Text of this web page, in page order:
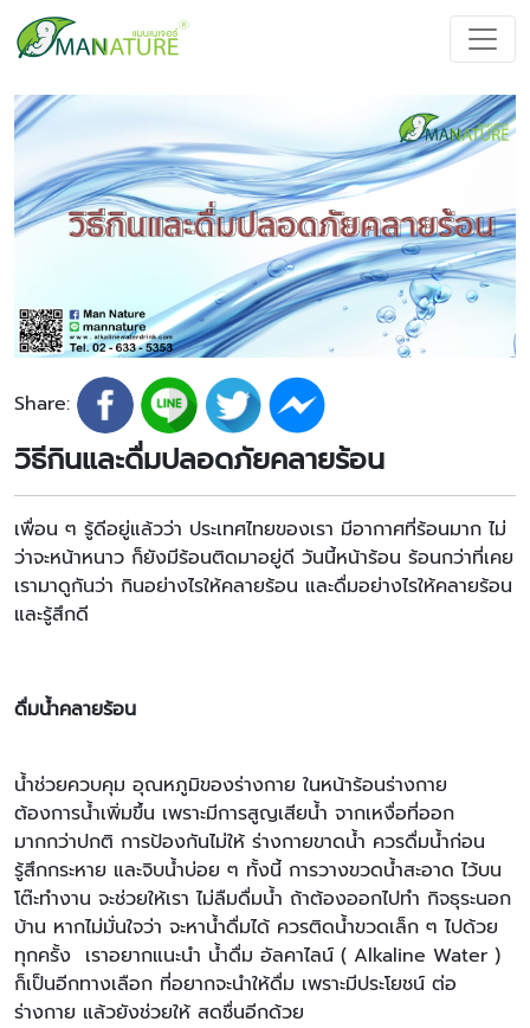
Share:
วิธีกินและดื่มปลอดภัยคลายร้อน
เพื่อน ๆ รู้ดีอยู่แล้วว่า ประเทศไทยของเรา มีอากาศที่ร้อนมาก ไม่
ว่าจะหน้าหนาว ก็ยังมีร้อนติดมาอยู่ดี วันนี้หน้าร้อน ร้อนกว่าที่เคย
เรามาดูกันว่า กินอย่างไรให้คลายร้อน และดื่มอย่างไรให้คลายร้อน
และรู้สึกดี
ดื่มน้ำคลายร้อน
น้ำช่วยควบคุม อุณหภูมิของร่างกาย ในหน้าร้อนร่างกาย
ต้องการน้ำเพิ่มขึ้น เพราะมีการสูญเสียน้ำ จากเหงื่อที่ออก
มากกว่าปกติ การป้องกันไม่ให้ ร่างกายขาดน้ำ ควรดื่มน้ำก่อน
รู้สึกกระหาย และจิบน้ำบ่อย ๆ ทั้งนี้ การวางขวดน้ำสะอาด ไว้บน
โต๊ะทำงาน จะช่วยให้เรา ไม่ลืมดื่มน้ำ ถ้าต้องออกไปทำ กิจธุระนอก
บ้าน หากไม่มั่นใจว่า จะหาน้ำดื่มได้ ควรติดน้ำขวดเล็ก ๆ ไปด้วย
ทุกครั้ง เราอยากแนะนำ น้ำดื่ม อัลคาไลน์ ( Alkaline Water )
ก็เป็นอีกทางเลือก ที่อยากจะนำให้ดื่ม เพราะมีประโยชน์ ต่อ
ร่างกาย แล้วยังช่วยให้ สดชื่นอีกด้วย